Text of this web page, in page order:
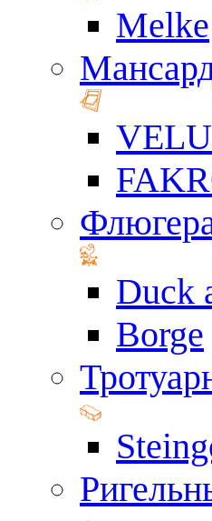
Melke
Duck
Borge